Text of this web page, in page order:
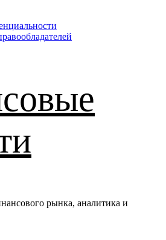
рынка, аналитика и